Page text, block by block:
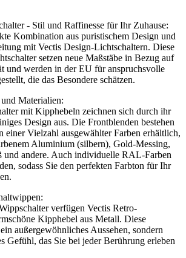
- Stil und Raffinesse für Ihr Zuhause:
Kombination aus puristischem Design und
mit Vectis Design-Lichtschaltern. Diese
setzen neue Maßstäbe in Bezug auf
und werden in der EU für anspruchsvolle
die das Besondere schätzen.
Materialien:
mit Kipphebeln zeichnen sich durch ihr
Design aus. Die Frontblenden bestehen
einer Vielzahl ausgewählter Farben erhältlich,
Aluminium (silbern), Gold-Messing,
und andere. Auch individuelle RAL-Farben
sodass Sie den perfekten Farbton für Ihr
verfügen Vectis Retro-
Kipphebel aus Metall. Diese
außergewöhnliches Aussehen, sondern
Gefühl, das Sie bei jeder Berührung erleben